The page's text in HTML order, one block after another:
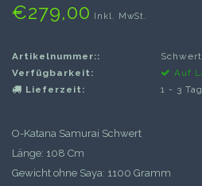
€279,00 Inkl. MwSt.
Artikelnummer::
Verfügbarkeit:
Auf
Lieferzeit:
1 - 3
O-Katana Samurai Schwert
Länge: 108 Cm
Gewicht ohne Saya: 1100 Gramm